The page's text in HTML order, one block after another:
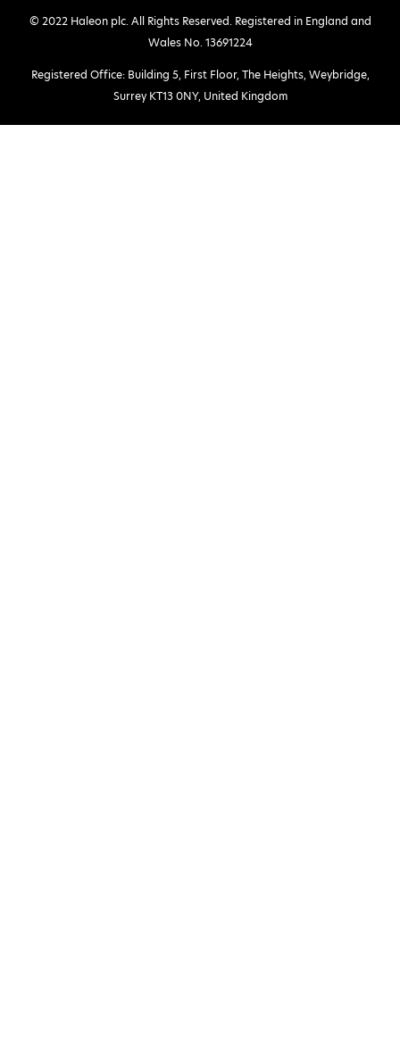
© 2022 Haleon plc. All Rights Reserved. Registered in England and
Wales No. 13691224
Registered Office: Building 5, First Floor, The Heights, Weybridge,
Surrey KT13 0NY, United Kingdom